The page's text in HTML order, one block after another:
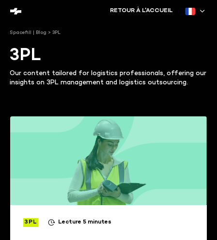
RETOUR À L'ACCUEIL
Spacefill | Blog > 3PL
3PL
Our content tailored for logistics professionals, offering our
insights on 3PL management and logistics outsourcing.
3PL Lecture 5 minutes